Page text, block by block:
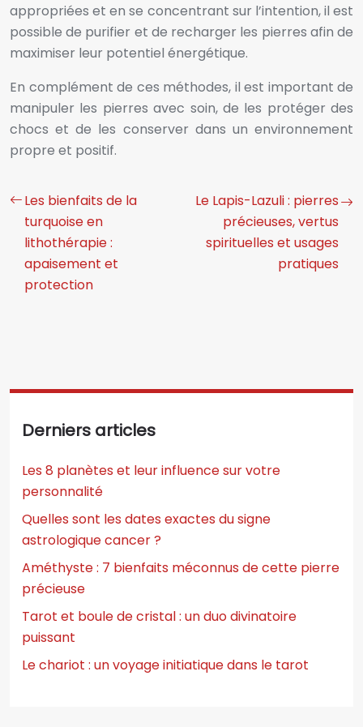
appropriées et en se concentrant sur l’intention, il est
possible de purifier et de recharger les pierres afin de
maximiser leur potentiel énergétique.
En complément de ces méthodes, il est important de
manipuler les pierres avec soin, de les protéger des
chocs et de les conserver dans un environnement
propre et positif.
Les bienfaits de la
turquoise en
lithothérapie :
apaisement et
protection
Le Lapis-Lazuli : pierres
précieuses, vertus
spirituelles et usages
pratiques
Derniers articles
Les 8 planètes et leur influence sur votre
personnalité
Quelles sont les dates exactes du signe
astrologique cancer ?
Améthyste : 7 bienfaits méconnus de cette pierre
précieuse
Tarot et boule de cristal : un duo divinatoire
puissant
Le chariot : un voyage initiatique dans le tarot